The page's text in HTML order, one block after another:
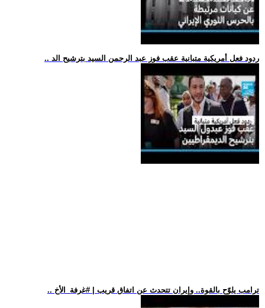
.. ردود فعل أمريكية متبانية عقب فوز عبد الرحمن السيد بترشيح الد
.. ترامب يلوّح بالقوة.. وإيران تتحدث عن اتفاق قريب | #غرفة_الأخ